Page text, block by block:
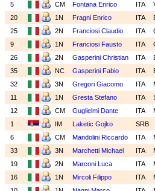
5
CM Fontana Enrico ITA
20
1N Fragni Enrico ITA
25
2N Franciosi Claudio ITA
9
1N Franciosi Fausto ITA
26
2N Gasperini Christian ITA
35
NC Gasperini Fabio ITA
32
3N Gregori Giacomo ITA
11
1N Gresta Stefano ITA
12
CM Guglielmi Dante ITA
1
IM Laketic Gojko
SRB
6
CM Mandolini Riccardo ITA
33
3N Marchetti Michael ITA
19
2N Marconi Luca ITA
16
1N Mircoli Filippo ITA